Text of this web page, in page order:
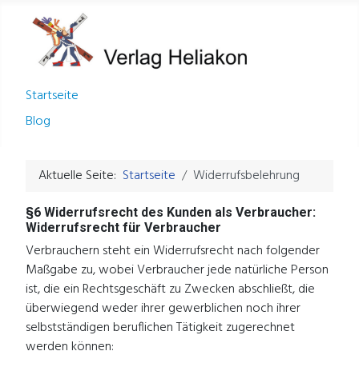
Startseite
Blog
Aktuelle Seite: Startseite Widerrufsbelehrung
§6 Widerrufsrecht des Kunden als Verbraucher:
Widerrufsrecht für Verbraucher
Verbrauchern steht ein Widerrufsrecht nach folgender
Maßgabe zu, wobei Verbraucher jede natürliche Person
ist, die ein Rechtsgeschäft zu Zwecken abschließt, die
überwiegend weder ihrer gewerblichen noch ihrer
selbstständigen beruflichen Tätigkeit zugerechnet
werden können: